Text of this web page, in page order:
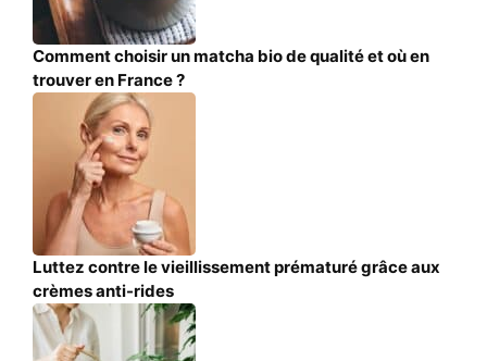
Comment choisir un matcha bio de qualité et où en
trouver en France ?
Luttez contre le vieillissement prématuré grâce aux
crèmes anti-rides